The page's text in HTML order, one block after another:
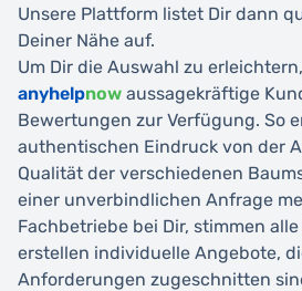
Unsere Plattform listet Dir dann
Deiner Nähe auf.
Um Dir die Auswahl zu
anyhelpnow aussagekräftige
Bewertungen zur Verfügung. So
authentischen Eindruck von der
Qualität der verschiedenen
einer unverbindlichen Anfrage
Fachbetriebe bei Dir, stimmen
erstellen individuelle Angebote,
Anforderungen zugeschnitten